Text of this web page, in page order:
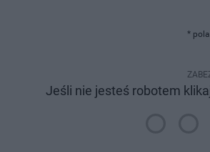
*
Jeśli nie jesteś robotem